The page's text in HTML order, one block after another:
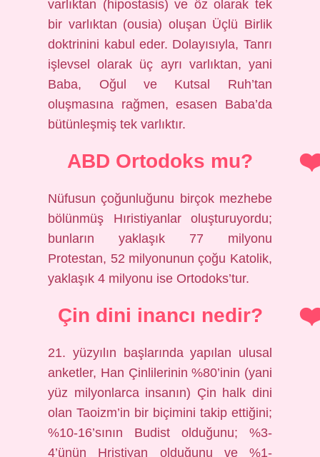
varlıktan (hipostasis) ve öz olarak tek
bir varlıktan (ousia) oluşan Üçlü Birlik
doktrinini kabul eder. Dolayısıyla, Tanrı
işlevsel olarak üç ayrı varlıktan, yani
Baba, Oğul ve Kutsal Ruh’tan
oluşmasına rağmen, esasen Baba’da
bütünleşmiş tek varlıktır.
ABD Ortodoks mu?
Nüfusun çoğunluğunu birçok mezhebe
bölünmüş Hıristiyanlar oluşturuyordu;
bunların yaklaşık 77 milyonu
Protestan, 52 milyonunun çoğu Katolik,
yaklaşık 4 milyonu ise Ortodoks’tur.
Çin dini inancı nedir?
21. yüzyılın başlarında yapılan ulusal
anketler, Han Çinlilerinin %80’inin (yani
yüz milyonlarca insanın) Çin halk dini
olan Taoizm’in bir biçimini takip ettiğini;
%10-16’sının Budist olduğunu; %3-
4’ünün Hristiyan olduğunu ve %1-